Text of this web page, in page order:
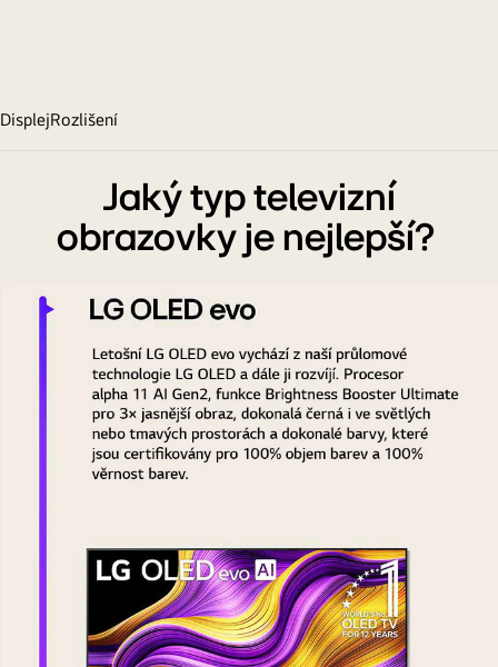
DisplejRozlišení
Jaký typ televizní
obrazovky je nejlepší?